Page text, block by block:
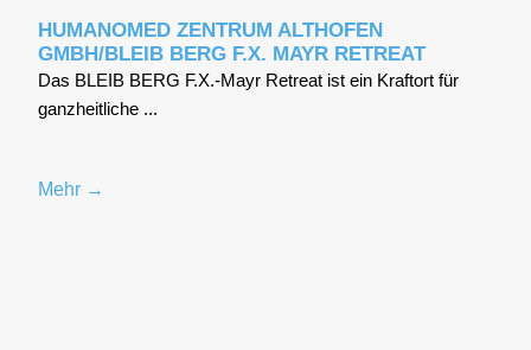
HUMANOMED ZENTRUM ALTHOFEN
GMBH/BLEIB BERG F.X. MAYR RETREAT
Das BLEIB BERG F.X.-Mayr Retre­at ist ein Kraft­ort für
ganz­heit­li­che ...
Mehr →